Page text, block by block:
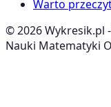
Warto
©2026Wykresik.pl
Nauki Matematyki